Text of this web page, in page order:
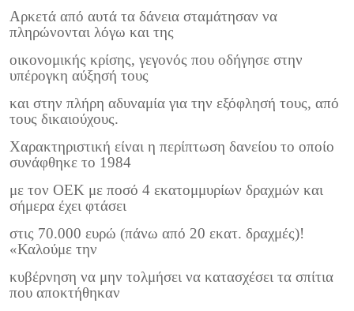
Αρκετά από αυτά τα δάνεια σταμάτησαν να
πληρώνονται λόγω και της
οικονομικής κρίσης, γεγονός που οδήγησε στην
υπέρογκη αύξησή τους
και στην πλήρη αδυναμία για την εξόφλησή τους, από
τους δικαιούχους.
Χαρακτηριστική είναι η περίπτωση δανείου το οποίο
συνάφθηκε το 1984
με τον ΟΕΚ με ποσό 4 εκατομμυρίων δραχμών και
σήμερα έχει φτάσει
στις 70.000 ευρώ (πάνω από 20 εκατ. δραχμές)!
«Καλούμε την
κυβέρνηση να μην τολμήσει να κατασχέσει τα σπίτια
που αποκτήθηκαν